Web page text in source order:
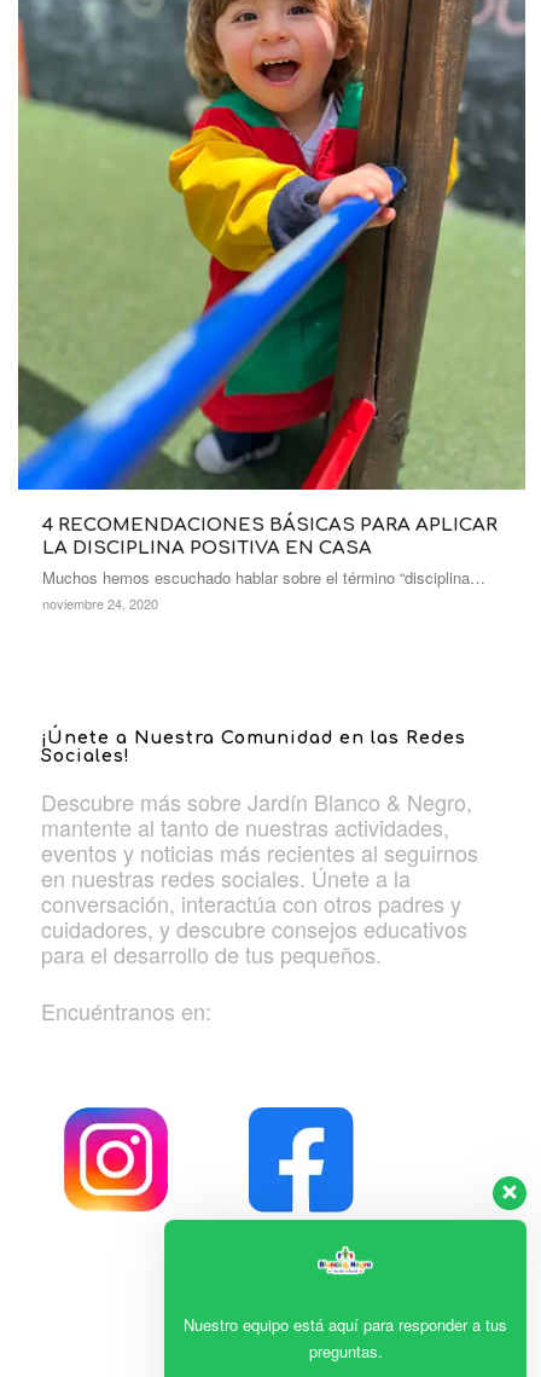
4 RECOMENDACIONES BÁSICAS PARA APLICAR
LA DISCIPLINA POSITIVA EN CASA
Muchos hemos escuchado hablar sobre el término “disciplina…
noviembre 24, 2020
¡Únete a Nuestra Comunidad en las Redes
Sociales!
Descubre más sobre Jardín Blanco & Negro,
mantente al tanto de nuestras actividades,
eventos y noticias más recientes al seguirnos
en nuestras redes sociales. Únete a la
conversación, interactúa con otros padres y
cuidadores, y descubre consejos educativos
para el desarrollo de tus pequeños.
Encuéntranos en:
Nuestro equipo está aquí para responder a tus
preguntas.